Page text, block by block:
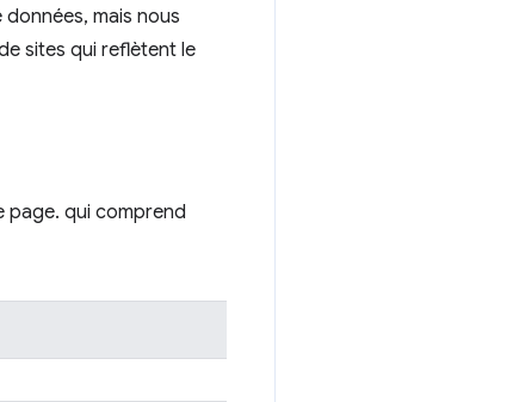
mais nous
sites qui reflètent le
page. qui comprend